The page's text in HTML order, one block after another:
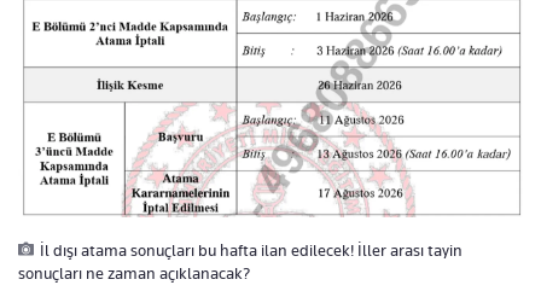
İl dışı atama sonuçları bu hafta ilan edilecek! İller arası tayin
sonuçları ne zaman açıklanacak?